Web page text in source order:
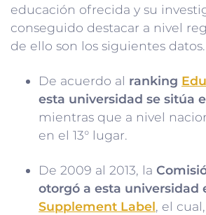
educación ofrecida y su
conseguido destacar a nivel
de ello son los siguientes datos.
De acuerdo al ranking
esta universidad se sitúa
mientras que a nivel
en el 13° lugar.
De 2009 al 2013, la
otorgó a esta universidad
Supplement Label, el